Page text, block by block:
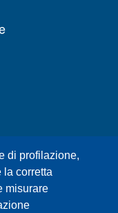
di profilazione,
la corretta
misurare
Pubblico